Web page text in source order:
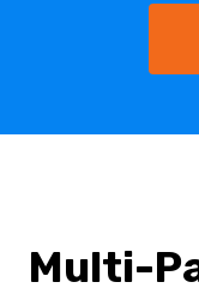
Multi-